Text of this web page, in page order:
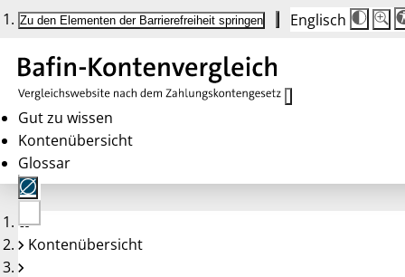
Zu den Elementen der Barrierefreiheit springen Englisch
Die
100
Gut zu wissen
Kontenübersicht
Glossar
Keine
Konten
Kontenübersicht